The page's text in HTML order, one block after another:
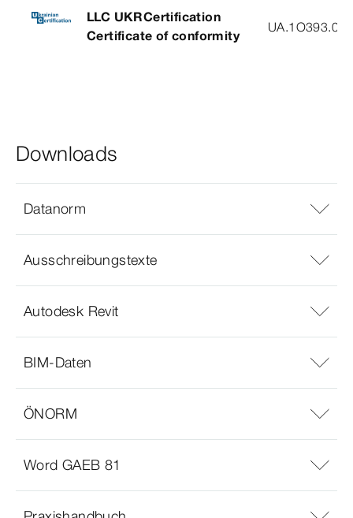
LLC UKRCertification
Certificate of conformity
Downloads
Datanorm
Ausschreibungstexte
Autodesk Revit
BIM-Daten
ÖNORM
Word GAEB 81